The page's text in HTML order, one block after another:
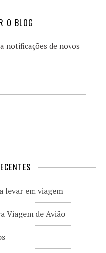
O BLOG
notificações de novos
levar em viagem
Viagem de Avião